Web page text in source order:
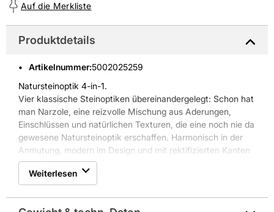
Auf die Merkliste
Produktdetails
Artikelnummer:5002025259
Natursteinoptik 4-in-1.
Vier klassische Steinoptiken übereinandergelegt: Schon hat
man Narzole, eine reizvolle Mischung aus Aderungen,
Einschlüssen und natürlichen Texturen, die eine noch nie da
gewesene Natursteinoptik erschaffen. Harmonisch in der
Anmutung, modern im Design und mit rektifizierten Kanten
passt sich die Fliese den unterschiedlichsten Bereichen und
Umgebungen an. Ob schlicht, farbig, futuristisch oder im
Retro-Style: Der angenehm ausgewogene Gesamteindruck
macht das glasierte Feinsteinzeug zum perfekten Rahmen
Weiterlesen